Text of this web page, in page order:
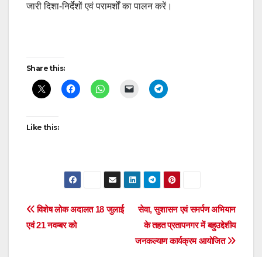
जारी दिशा-निर्देशों एवं परामर्शों का पालन करें।
Post
navigation
Share this:
Like this:
Post
navigation
सेवा, सुशासन एवं समर्पण अभियान
के तहत प्रतापनगर में बहुउद्देशीय
जनकल्याण कार्यक्रम आयोजित
विशेष लोक अदालत 18 जुलाई
एवं 21 नवम्बर को